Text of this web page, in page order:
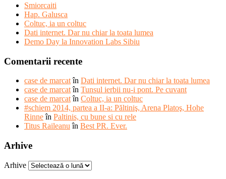
Smiorcaiti
Hap. Galusca
Coltuc, ia un coltuc
Dati internet. Dar nu chiar la toata lumea
Demo Day la Innovation Labs Sibiu
Comentarii recente
case de marcatîn Dati internet. Dar nu chiar la toata lumea
case de marcatîn Tunsul ierbii nu-i pont. Pe cuvant
case de marcatîn Coltuc, ia un coltuc
#schiem 2014, partea a II-a: Păltiniş, Arena Platoş, Hohe
Rinneîn Paltinis, cu bune si cu rele
Titus Raileanuîn Best PR. Ever.
Arhive
Arhive